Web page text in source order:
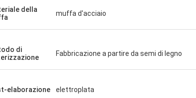
della
muffa d'acciaio
di
Fabbricazione a partire da semi di legno
elaborazione elettroplata